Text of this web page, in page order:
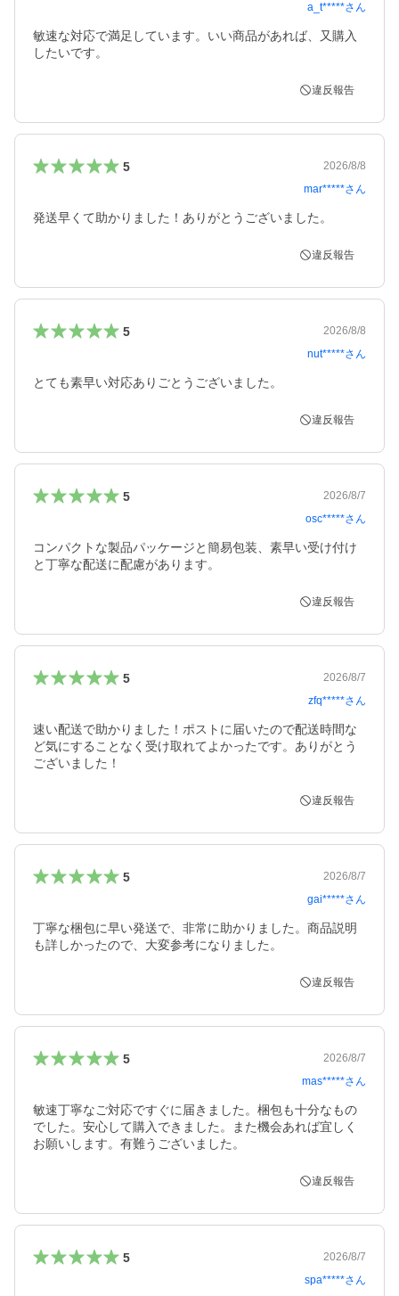
a_t*****さん
敏速な対応で満足しています。いい商品があれば、又購入
したいです。
違反報告
5
2026/8/8
mar*****さん
発送早くて助かりました！ありがとうございました。
違反報告
5
2026/8/8
nut*****さん
とても素早い対応ありごとうございました。
違反報告
5
2026/8/7
osc*****さん
コンパクトな製品パッケージと簡易包装、素早い受け付け
と丁寧な配送に配慮があります。
違反報告
5
2026/8/7
zfq*****さん
速い配送で助かりました！ポストに届いたので配送時間な
ど気にすることなく受け取れてよかったです。ありがとう
ございました！
違反報告
5
2026/8/7
gai*****さん
丁寧な梱包に早い発送で、非常に助かりました。商品説明
も詳しかったので、大変参考になりました。
違反報告
5
2026/8/7
mas*****さん
敏速丁寧なご対応ですぐに届きました。梱包も十分なもの
でした。安心して購入できました。また機会あれば宜しく
お願いします。有難うございました。
違反報告
5
2026/8/7
spa*****さん